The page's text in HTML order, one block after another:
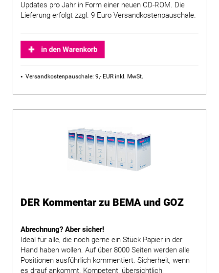
Updates pro Jahr in Form einer neuen CD-ROM. Die
Lieferung erfolgt zzgl. 9 Euro Versandkostenpauschale.
in den Warenkorb
Versandkostenpauschale: 9,- EUR inkl. MwSt.
DER Kommentar zu BEMA und GOZ
Abrechnung? Aber sicher!
Ideal für alle, die noch gerne ein Stück Papier in der
Hand haben wollen. Auf über 8000 Seiten werden alle
Positionen ausführlich kommentiert. Sicherheit, wenn
es drauf ankommt. Kompetent, übersichtlich,